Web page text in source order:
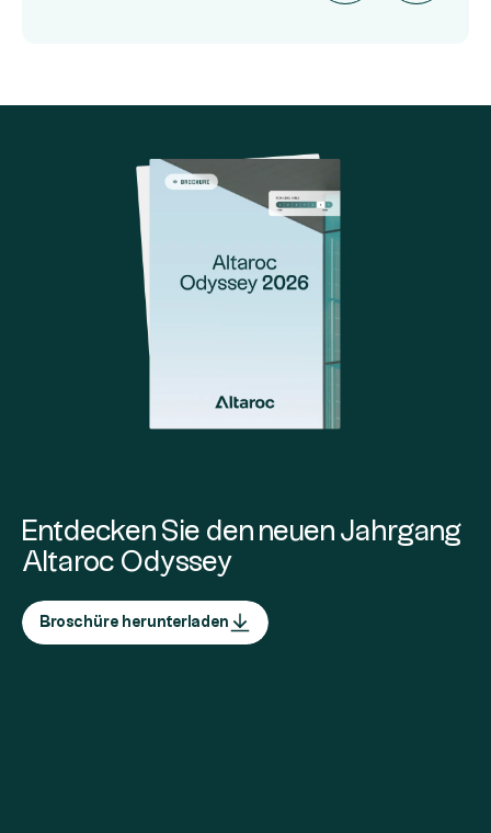
Entdecken Sie den neuen Jahrgang
Altaroc Odyssey
Broschüre herunterladen